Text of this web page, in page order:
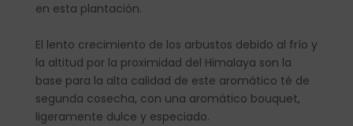
en esta plantación.
El lento crecimiento de los arbustos debido al frío y
la altitud por la proximidad del Himalaya son la
base para la alta calidad de este aromático té de
segunda cosecha, con una aromático bouquet,
ligeramente dulce y especiado.